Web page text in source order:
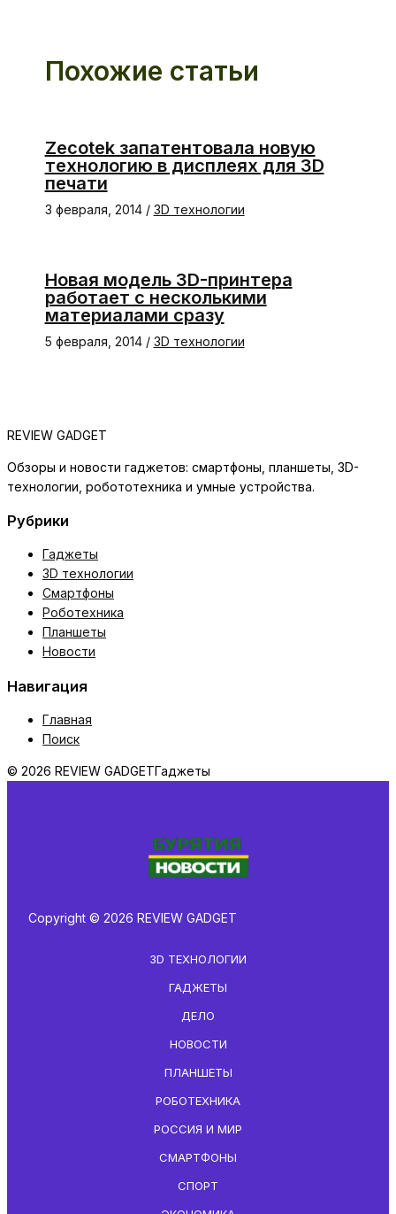
Похожие статьи
Zecotek запатентовала новую
технологию в дисплеях для 3D
печати
3 февраля, 2014 / 3D технологии
Новая модель 3D-принтера
работает с несколькими
материалами сразу
5 февраля, 2014 / 3D технологии
REVIEW GADGET
Обзоры и новости гаджетов: смартфоны, планшеты, 3D-
технологии, робототехника и умные устройства.
Рубрики
Гаджеты
3D технологии
Смартфоны
Роботехника
Планшеты
Новости
Навигация
Главная
Поиск
© 2026 REVIEW GADGETГаджеты
Copyright © 2026 REVIEW GADGET
3D ТЕХНОЛОГИИ
ГАДЖЕТЫ
ДЕЛО
НОВОСТИ
ПЛАНШЕТЫ
РОБОТЕХНИКА
РОССИЯ И МИР
СМАРТФОНЫ
СПОРТ